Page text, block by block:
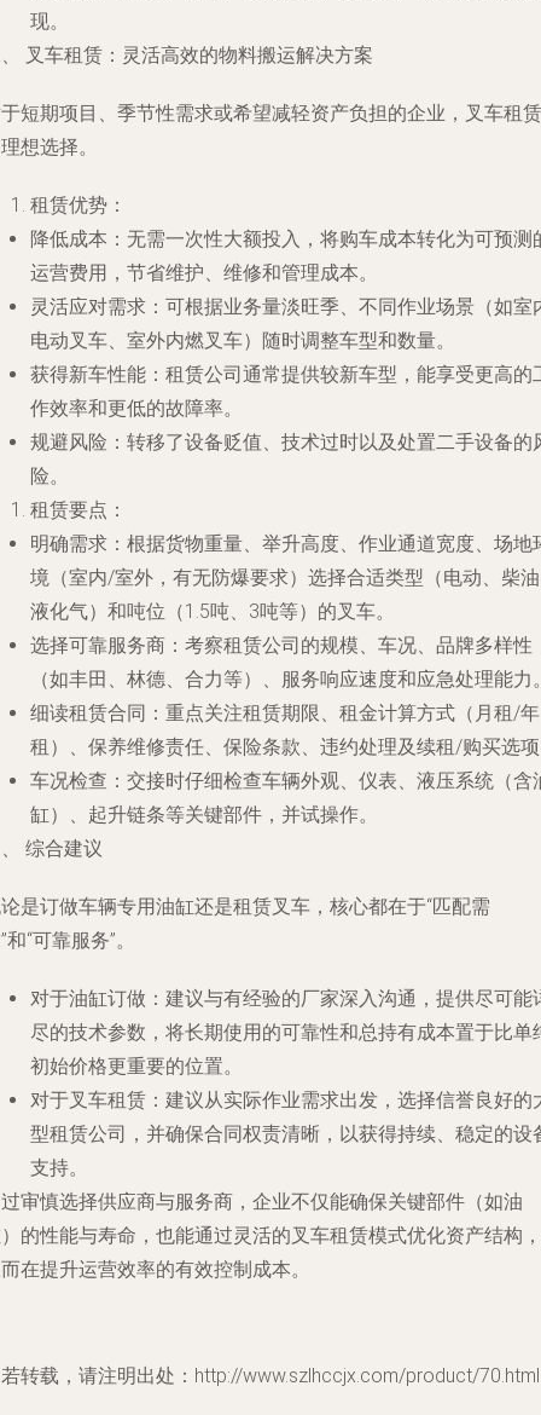
现。
叉车租赁：灵活高效的物料搬运解决方案
短期项目、季节性需求或希望减轻资产负担的企业，叉车租赁
想选择。
租赁优势 ：
降低成本 ：无需一次性大额投入，将购车成本转化为可预测
运营费用，节省维护、维修和管理成本。
灵活应对需求 ：可根据业务量淡旺季、不同作业场景（如室
电动叉车、室外内燃叉车）随时调整车型和数量。
获得新车性能 ：租赁公司通常提供较新车型，能享受更高的
作效率和更低的故障率。
规避风险 ：转移了设备贬值、技术过时以及处置二手设备的
险。
租赁要点 ：
明确需求 ：根据货物重量、举升高度、作业通道宽度、场地
境（室内/室外，有无防爆要求）选择合适类型（电动、柴
液化气）和吨位（1.5吨、3吨等）的叉车。
选择可靠服务商 ：考察租赁公司的规模、车况、品牌多样性
（如丰田、林德、合力等）、服务响应速度和应急处理能力
细读租赁合同 ：重点关注租赁期限、租金计算方式（月租/年
租）、保养维修责任、保险条款、违约处理及续租/购买选
车况检查 ：交接时仔细检查车辆外观、仪表、液压系统（含
缸）、起升链条等关键部件，并试操作。
综合建议
是订做车辆专用油缸还是租赁叉车，核心都在于“匹配需
和“可靠服务”。
对于油缸订做 ：建议与有经验的厂家深入沟通，提供尽可能
尽的技术参数，将长期使用的可靠性和总持有成本置于比单
初始价格更重要的位置。
对于叉车租赁 ：建议从实际作业需求出发，选择信誉良好的
型租赁公司，并确保合同权责清晰，以获得持续、稳定的设
支持。
审慎选择供应商与服务商，企业不仅能确保关键部件（如油
的性能与寿命，也能通过灵活的叉车租赁模式优化资产结构，
在提升运营效率的有效控制成本。
转载，请注明出处：http://www.szlhccjx.com/product/70.html